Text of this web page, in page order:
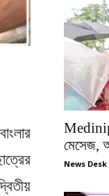
মেসেজ,
News Desk